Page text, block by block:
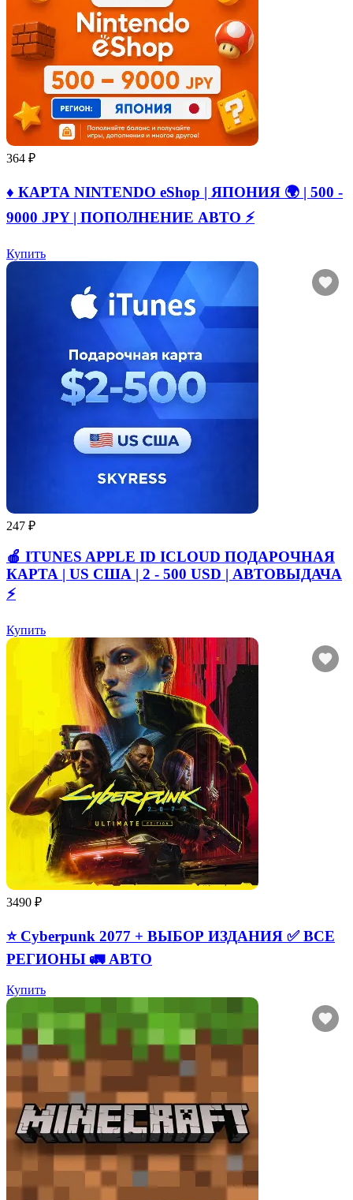
364 ₽
♦️ КАРТА NINTENDO eShop | ЯПОНИЯ 🌍 | 500 -
9000 JPY | ПОПОЛНЕНИЕ АВТО ⚡
Купить
247 ₽
🍎 ITUNES APPLE ID ICLOUD ПОДАРОЧНАЯ
КАРТА | US США | 2 - 500 USD | АВТОВЫДАЧА
⚡️
Купить
3490 ₽
⭐ Cyberpunk 2077 + ВЫБОР ИЗДАНИЯ ✅ ВСЕ
РЕГИОНЫ 🚛 АВТО
Купить